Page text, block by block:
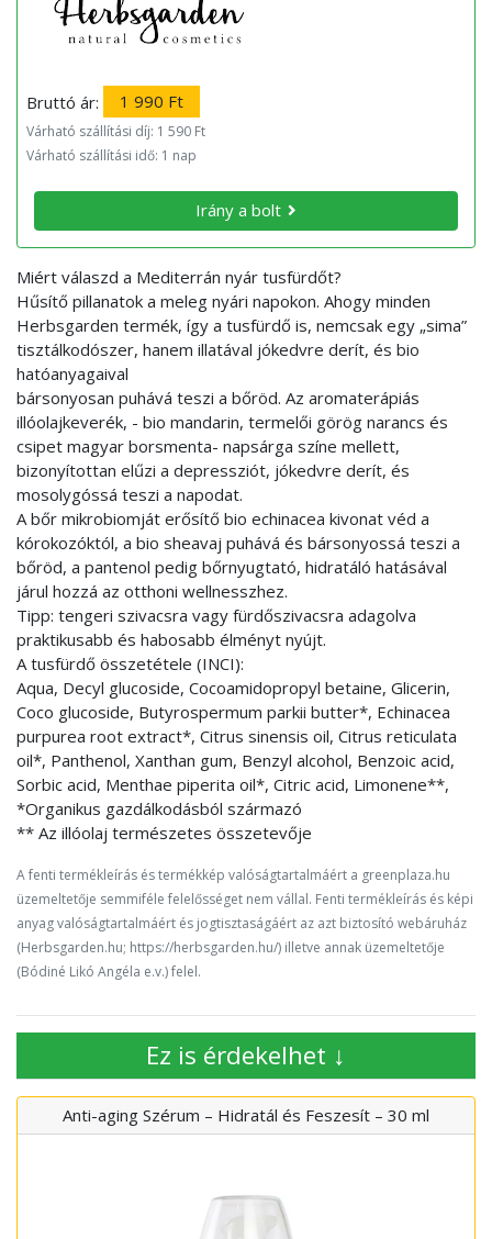
Bruttó ár: 1 990 Ft
Várható szállítási díj: 1 590 Ft
Várható szállítási idő: 1 nap
Irány a bolt
Miért válaszd a Mediterrán nyár tusfürdőt?
Hűsítő pillanatok a meleg nyári napokon. Ahogy minden
Herbsgarden termék, így a tusfürdő is, nemcsak egy „sima”
tisztálkodószer, hanem illatával jókedvre derít, és bio
hatóanyagaival
bársonyosan puhává teszi a bőröd. Az aromaterápiás
illóolajkeverék, - bio mandarin, termelői görög narancs és
csipet magyar borsmenta- napsárga színe mellett,
bizonyítottan elűzi a depressziót, jókedvre derít, és
mosolygóssá teszi a napodat.
A bőr mikrobiomját erősítő bio echinacea kivonat véd a
kórokozóktól, a bio sheavaj puhává és bársonyossá teszi a
bőröd, a pantenol pedig bőrnyugtató, hidratáló hatásával
járul hozzá az otthoni wellnesszhez.
Tipp: tengeri szivacsra vagy fürdőszivacsra adagolva
praktikusabb és habosabb élményt nyújt.
A tusfürdő összetétele (INCI):
Aqua, Decyl glucoside, Cocoamidopropyl betaine, Glicerin,
Coco glucoside, Butyrospermum parkii butter*, Echinacea
purpurea root extract*, Citrus sinensis oil, Citrus reticulata
oil*, Panthenol, Xanthan gum, Benzyl alcohol, Benzoic acid,
Sorbic acid, Menthae piperita oil*, Citric acid, Limonene**,
*Organikus gazdálkodásból származó
** Az illóolaj természetes összetevője
A fenti termékleírás és termékkép valóságtartalmáért a greenplaza.hu
üzemeltetője semmiféle felelősséget nem vállal. Fenti termékleírás és képi
anyag valóságtartalmáért és jogtisztaságáért az azt biztosító webáruház
(Herbsgarden.hu; https://herbsgarden.hu/) illetve annak üzemeltetője
(Bódiné Likó Angéla e.v.) felel.
Ez is érdekelhet ↓
Anti-aging Szérum – Hidratál és Feszesít – 30 ml